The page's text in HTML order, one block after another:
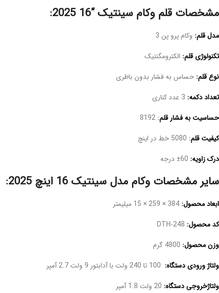
مشخصات قلم وکام سینتیک “16 2025:
مدل قلم: وکام پرو پن 3
تکنولوژی قلم: الکترومگنتیک
نوع قلم: حساس به فشار بدون باطری
تعداد دکمه:
حساسیت به فشار قلم:
کیفیت قلم:
درک زاویه: 60± درجه
سایر مشخصات وکام مدل سینتیک 16 اینچ 2025:
ابعاد محصول:
کد محصول: DTH-248
وزن محصول: 4800 گرم
ولتاژ ورودی دستگاه:
ولتاژخروجی دستگاه: